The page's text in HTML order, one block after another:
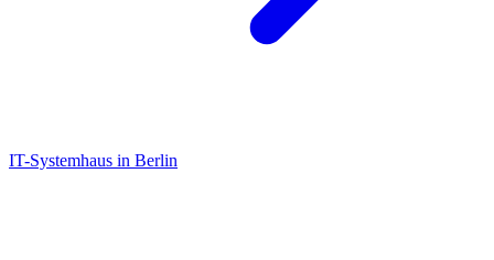
IT-Systemhaus in Berlin